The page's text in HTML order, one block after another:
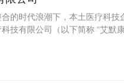
的时代浪潮下，本土医疗科技
技有限公司（以下简称 “艾默